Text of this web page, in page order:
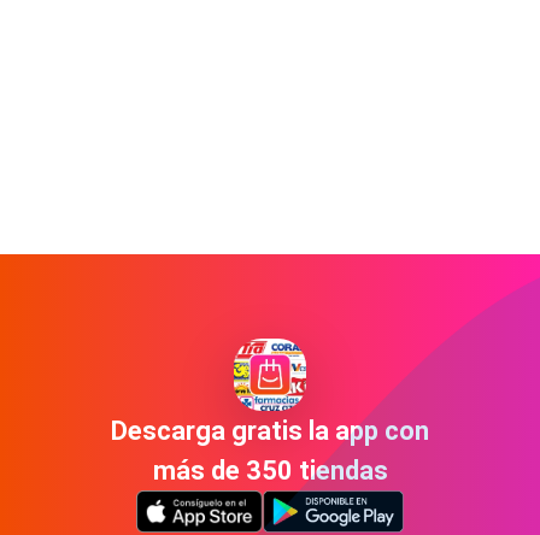
Descarga gratis la app con
más de 350 tiendas